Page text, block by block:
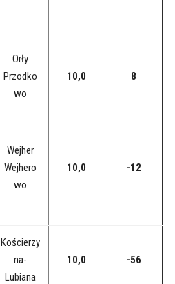
Orły
Przodko
wo
10,0 8
Wejher
Wejhero
wo
10,0 -12
Kościerzy
na-
Lubiana
10,0 -56